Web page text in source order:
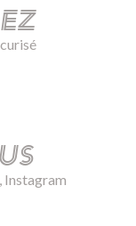
Instagram